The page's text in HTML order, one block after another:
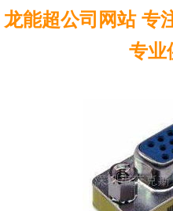
龙能超公司网站 专
专业